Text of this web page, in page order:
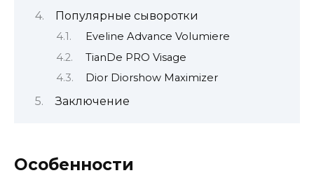
Популярные сыворотки
Eveline Advance Volumiere
TianDe PRO Visage
Dior Diorshow Maximizer
Заключение
Особенности